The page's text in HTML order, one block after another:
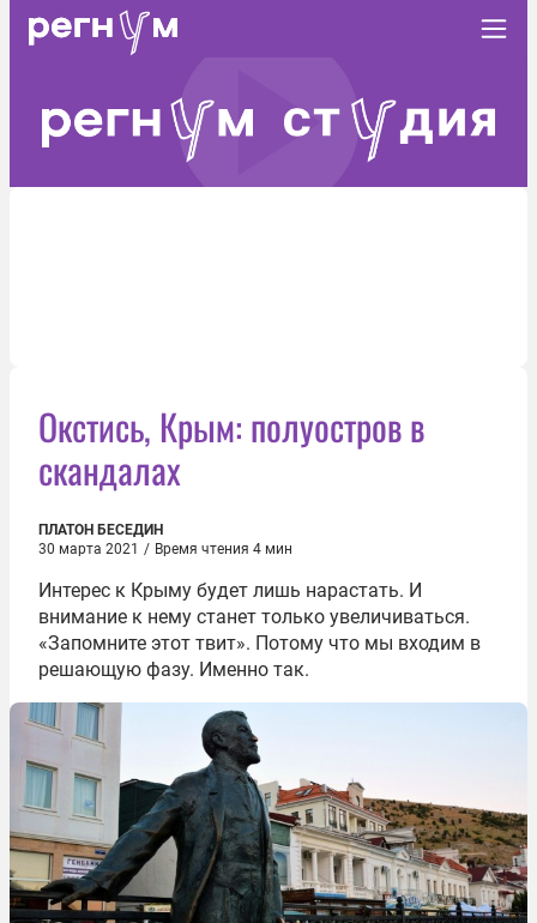
Окстись, Крым: полуостров в
скандалах
ПЛАТОН БЕСЕДИН
30 марта 2021 / Время чтения 4 мин
Интерес к Крыму будет лишь нарастать. И
внимание к нему станет только увеличиваться.
«Запомните этот твит». Потому что мы входим в
решающую фазу. Именно так.